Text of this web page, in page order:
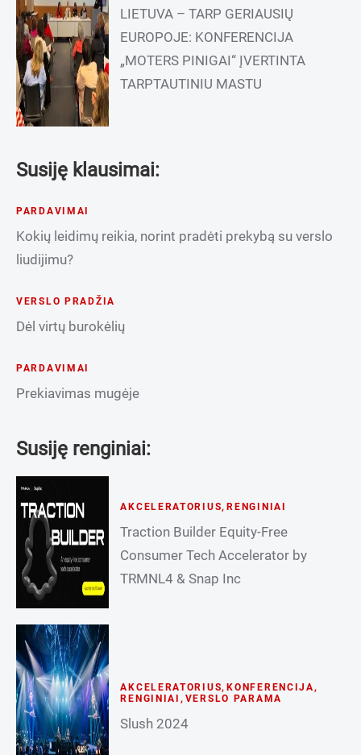
LIETUVA – TARP GERIAUSIŲ
EUROPOJE: KONFERENCIJA
„MOTERS PINIGAI“ ĮVERTINTA
TARPTAUTINIU MASTU
Susiję klausimai:
PARDAVIMAI
Kokių leidimų reikia, norint pradėti prekybą su verslo
liudijimu?
VERSLO PRADŽIA
Dėl virtų burokėlių
PARDAVIMAI
Prekiavimas mugėje
Susiję renginiai:
AKCELERATORIUS, RENGINIAI
Traction Builder Equity-Free
Consumer Tech Accelerator by
TRMNL4 & Snap Inc
AKCELERATORIUS, KONFERENCIJA,
RENGINIAI , VERSLO PARAMA
Slush 2024